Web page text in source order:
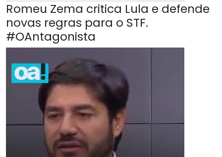
Romeu Zema critica Lula e defende
novas regras para o STF.
#OAntagonista